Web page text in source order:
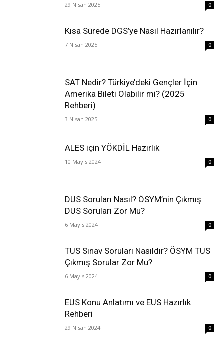
29 Nisan 2025 0
Kısa Sürede DGS’ye Nasıl Hazırlanılır?
7 Nisan 2025 0
SAT Nedir? Türkiye’deki Gençler İçin
Amerika Bileti Olabilir mi? (2025
Rehberi)
3 Nisan 2025 0
ALES için YÖKDİL Hazırlık
10 Mayıs 2024 0
DUS Soruları Nasıl? ÖSYM’nin Çıkmış
DUS Soruları Zor Mu?
6 Mayıs 2024 0
TUS Sınav Soruları Nasıldır? ÖSYM TUS
Çıkmış Sorular Zor Mu?
6 Mayıs 2024 0
EUS Konu Anlatımı ve EUS Hazırlık
Rehberi
29 Nisan 2024 0